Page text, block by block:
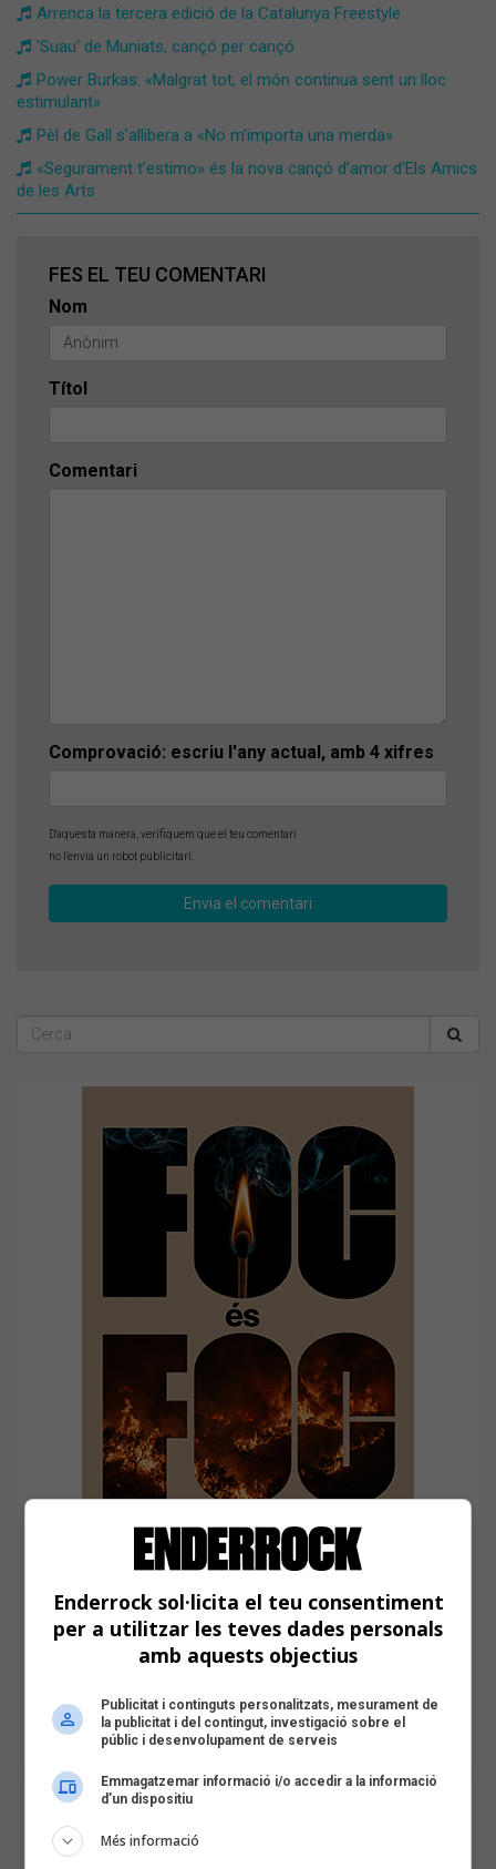
Arrenca la tercera edició de la Catalunya Freestyle
'Suau' de Muniats, cançó per cançó
Power Burkas: «Malgrat tot, el món continua sent un lloc
estimulant»
​Pèl de Gall s’allibera a «No m’importa una merda»
​«Segurament t’estimo» és la nova cançó d’amor d’Els Amics
de les Arts
FES EL TEU COMENTARI
Nom
Títol
Comentari
Comprovació: escriu l'any actual, amb 4 xifres
D'aquesta manera, verifiquem que el teu comentari
no l'envia un robot publicitari.
Enderrock sol·licita el teu consentiment
per a utilitzar les teves dades personals
amb aquests objectius
Publicitat i continguts personalitzats, mesurament de
la publicitat i del contingut, investigació sobre el
públic i desenvolupament de serveis
Emmagatzemar informació i/o accedir a la informació
d’un dispositiu
Més informació